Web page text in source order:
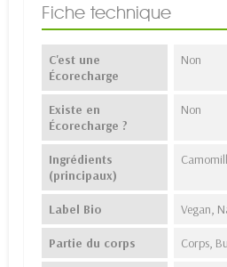
Fiche technique
C'est une
Écorecharge
Non
Existe en
Écorecharge ?
Non
Ingrédients
(principaux)
Label Bio Vegan,
Partie du corps Corps,